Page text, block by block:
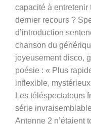
capacité à
dernier recours ?
d’introduction
chanson du
joyeusement disco,
poésie : « Plus
inflexible,
Les téléspectateurs
série
Antenne 2 n’étaient